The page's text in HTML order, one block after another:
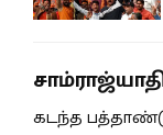
கடந்த